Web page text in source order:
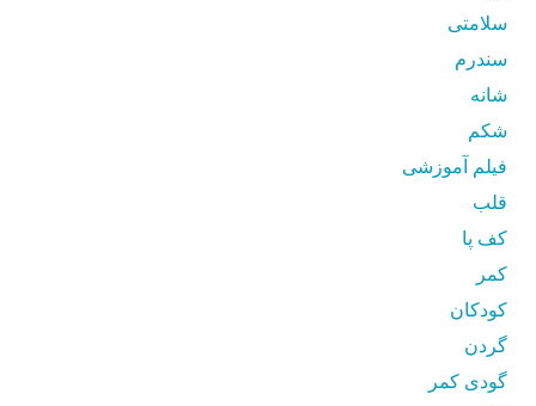
سلامتی
سندرم
شانه
شکم
فیلم آموزشی
قلب
کف پا
کمر
کودکان
گردن
گودی کمر